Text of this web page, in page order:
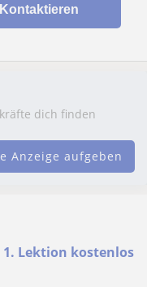
Kontaktieren
dich finden
Anzeige aufgeben
1. Lektion kostenlos